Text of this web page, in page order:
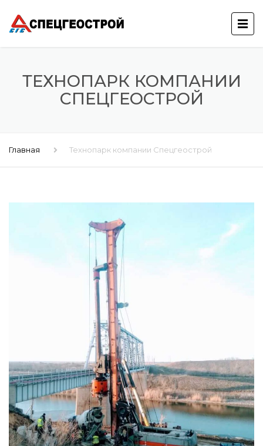
ТЕХНОПАРК КОМПАНИИ
СПЕЦГЕОСТРОЙ
Главная Технопарк компании Спецгеострой